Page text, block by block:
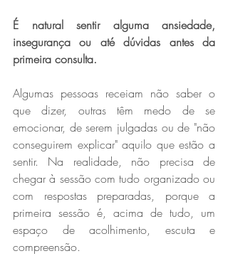
É natural sentir alguma ansiedade,
insegurança ou até dúvidas antes da
primeira consulta.
Algumas pessoas receiam não saber o
que dizer, outras têm medo de se
emocionar, de serem julgadas ou de "não
conseguirem explicar" aquilo que estão a
sentir. Na realidade, não precisa de
chegar à sessão com tudo organizado ou
com respostas preparadas, porque a
primeira sessão é, acima de tudo, um
espaço de acolhimento, escuta e
compreensão.